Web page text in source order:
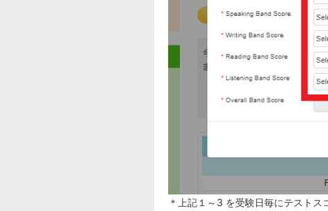
＊上記１～3 を受験日毎にテストス